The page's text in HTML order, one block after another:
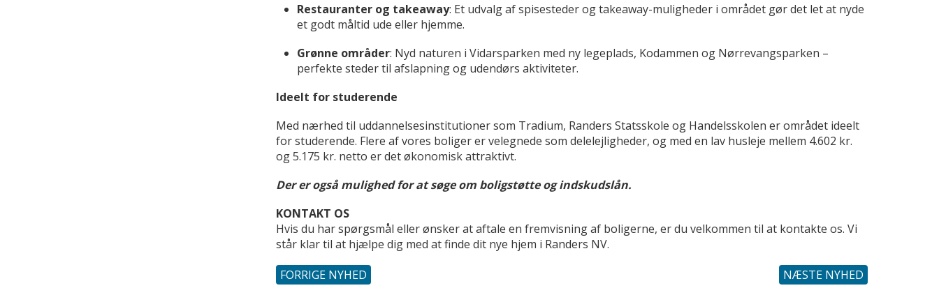
Restauranter og takeaway: Et udvalg af spisesteder og takeaway-muligheder i området gør det let at nyde
et godt måltid ude eller hjemme.
Grønne områder: Nyd naturen i Vidarsparken med ny legeplads, Kodammen og Nørrevangsparken –
perfekte steder til afslapning og udendørs aktiviteter.
Ideelt for studerende
Med nærhed til uddannelsesinstitutioner som Tradium, Randers Statsskole og Handelsskolen er området ideelt
for studerende. Flere af vores boliger er velegnede som delelejligheder, og med en lav husleje mellem 4.602 kr.
og 5.175 kr. netto er det økonomisk attraktivt.
Der er også mulighed for at søge om boligstøtte og indskudslån.
KONTAKT OS
Hvis du har spørgsmål eller ønsker at aftale en fremvisning af boligerne, er du velkommen til at kontakte os. Vi
står klar til at hjælpe dig med at finde dit nye hjem i Randers NV.
FORRIGE NYHED
NÆSTE NYHED